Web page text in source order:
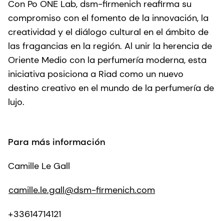
Con Po ONE Lab, dsm-firmenich reafirma su
compromiso con el fomento de la innovación, la
creatividad y el diálogo cultural en el ámbito de
las fragancias en la región. Al unir la herencia de
Oriente Medio con la perfumería moderna, esta
iniciativa posiciona a Riad como un nuevo
destino creativo en el mundo de la perfumería de
lujo.
Para más información
Camille Le Gall
camille.le.gall@dsm-firmenich.com
+33614714121